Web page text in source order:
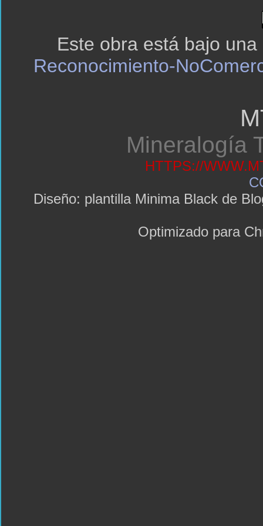
Este obra está bajo una
Reconocimiento-
Mineralogía
HTTPS://
Diseño: plantilla Minima Black de
Optimizado para